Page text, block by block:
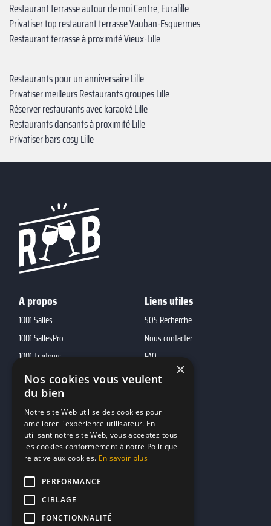
Restaurant terrasse autour de moi Centre, Euralille
Privatiser top restaurant terrasse Vauban-Esquermes
Restaurant terrasse à proximité Vieux-Lille
Restaurants pour un anniversaire Lille
Privatiser meilleurs Restaurants groupes Lille
Réserver restaurants avec karaoké Lille
Restaurants dansants à proximité Lille
Privatiser bars cosy Lille
A propos
1001 Salles
1001 SallesPro
1001 Traiteurs
1001 DJ
10h01
MP2
Liens utiles
SOS Recherche
Nous contacter
FAQ
Contacts
marketing@reserverunbar.fr
11 rue Maurice Grandcoing
94200 Ivry-sur-Seine
×
Nos cookies vous veulent
du bien
Notre site Web utilise des cookies pour
améliorer l'expérience utilisateur. En
utilisant notre site Web, vous acceptez tous
les cookies conformément à notre Politique
relative aux cookies. En savoir plus
PERFORMANCE
CIBLAGE
FONCTIONNALITÉ